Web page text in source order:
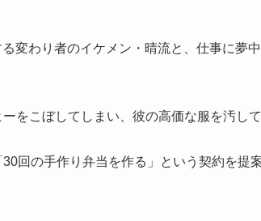
変わり者のイケメン・晴流と、仕事に夢
をこぼしてしまい、彼の高価な服を汚して
回の手作り弁当を作る」という契約を提